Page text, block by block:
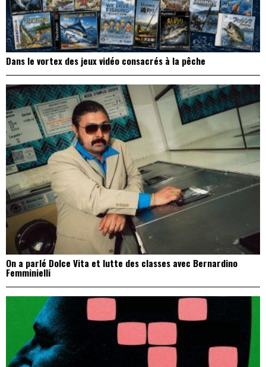
Dans le vortex des jeux vidéo consacrés à la pêche
On a parlé Dolce Vita et lutte des classes avec Bernardino
Femminielli